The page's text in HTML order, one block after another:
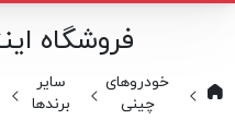
فروشگاه
خودروهای
چینی
سایر
برندها